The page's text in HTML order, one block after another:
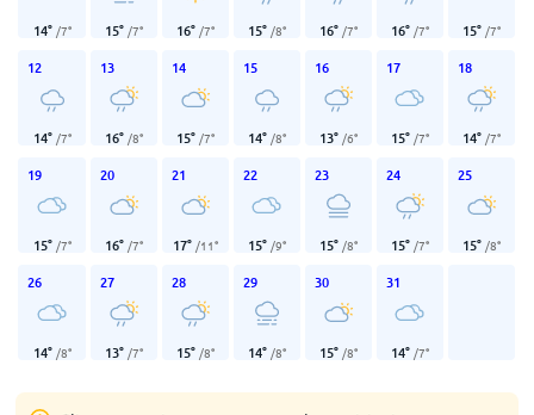
14° /7° 15° /7° 16° /7° 15° /8° 16° /7° 16° /7° 15° /7°
12
14° /7°
13
16° /8°
14
15° /7°
15
14° /8°
16
13° /6°
17
15° /7°
18
14° /7°
19
15° /7°
20
16° /7°
21
17° /11°
22
15° /9°
23
15° /8°
24
15° /7°
25
15° /8°
26
14° /8°
27
13° /7°
28
15° /8°
29
14° /8°
30
15° /8°
31
14° /7°